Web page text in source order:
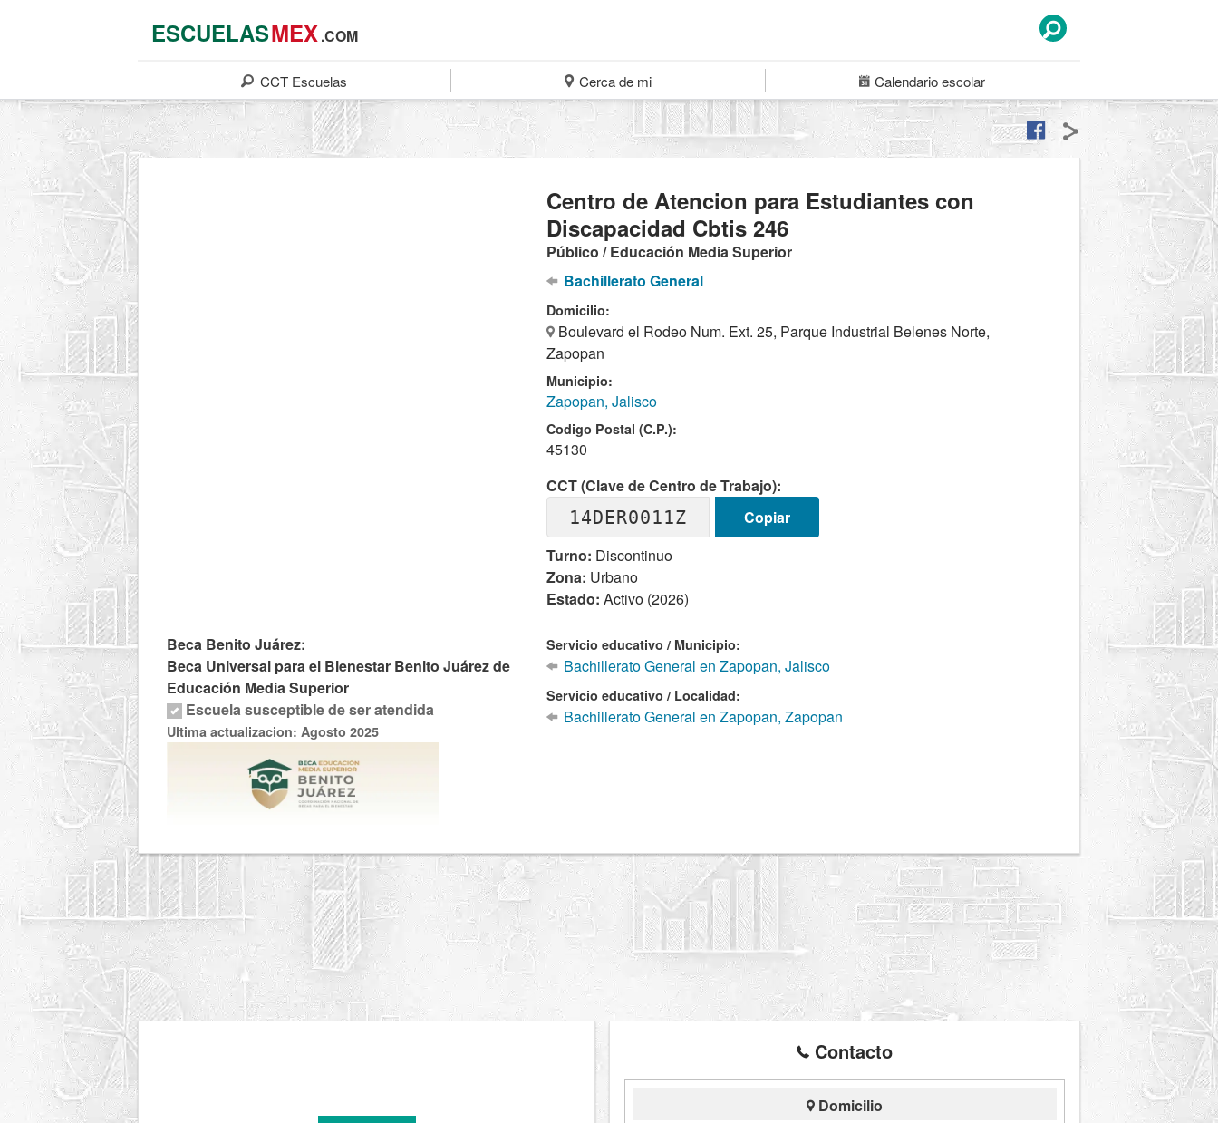
ESCUELASMEX.COM
CCT Escuelas Cerca de mi Calendarioescolar
Centro de Atencion para Estudiantes con
Discapacidad Cbtis 246
Público / Educación Media Superior
Bachillerato General
Domicilio:
Boulevard el Rodeo Num. Ext. 25, Parque Industrial Belenes Norte,
Zapopan
Municipio:
Zapopan, Jalisco
Codigo Postal (C.P.):
45130
CCT (Clave de Centro de Trabajo):
14DER0011Z
Copiar
Turno: Discontinuo
Zona: Urbano
Estado: Activo (2026)
Beca Benito Juárez:
Beca Universal para el Bienestar Benito Juárez de
Educación Media Superior
Escuela susceptible de ser atendida
Ultima actualizacion: Agosto 2025
Servicio educativo / Municipio:
Bachillerato General en Zapopan, Jalisco
Servicio educativo / Localidad:
Bachillerato General en Zapopan, Zapopan
Contacto
Domicilio